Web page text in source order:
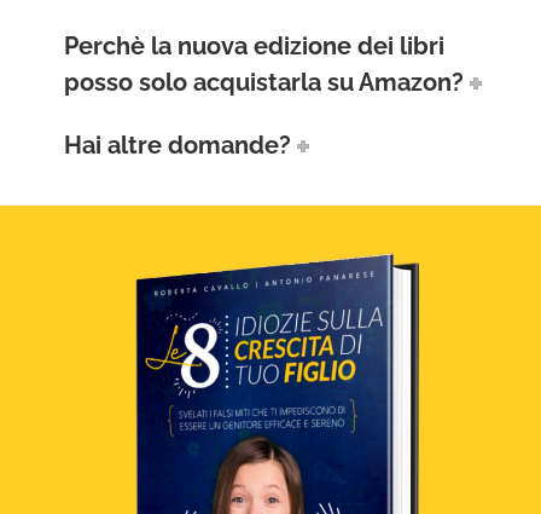
Perchè la nuova edizione dei libri
posso solo acquistarla su Amazon?
Hai altre domande?